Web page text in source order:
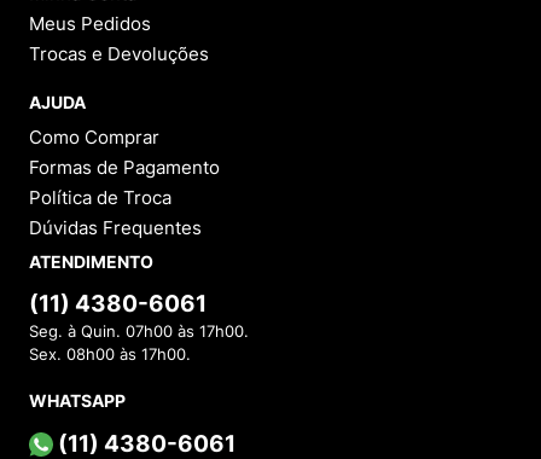
Meus Pedidos
Trocas e Devoluções
AJUDA
Como Comprar
Formas de Pagamento
Política de Troca
Dúvidas Frequentes
ATENDIMENTO
(11) 4380-6061
Seg. à Quin. 07h00 às 17h00.
Sex. 08h00 às 17h00.
WHATSAPP
(11) 4380-6061